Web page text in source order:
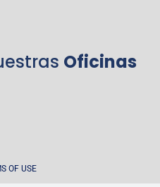
Oficinas
OF USE